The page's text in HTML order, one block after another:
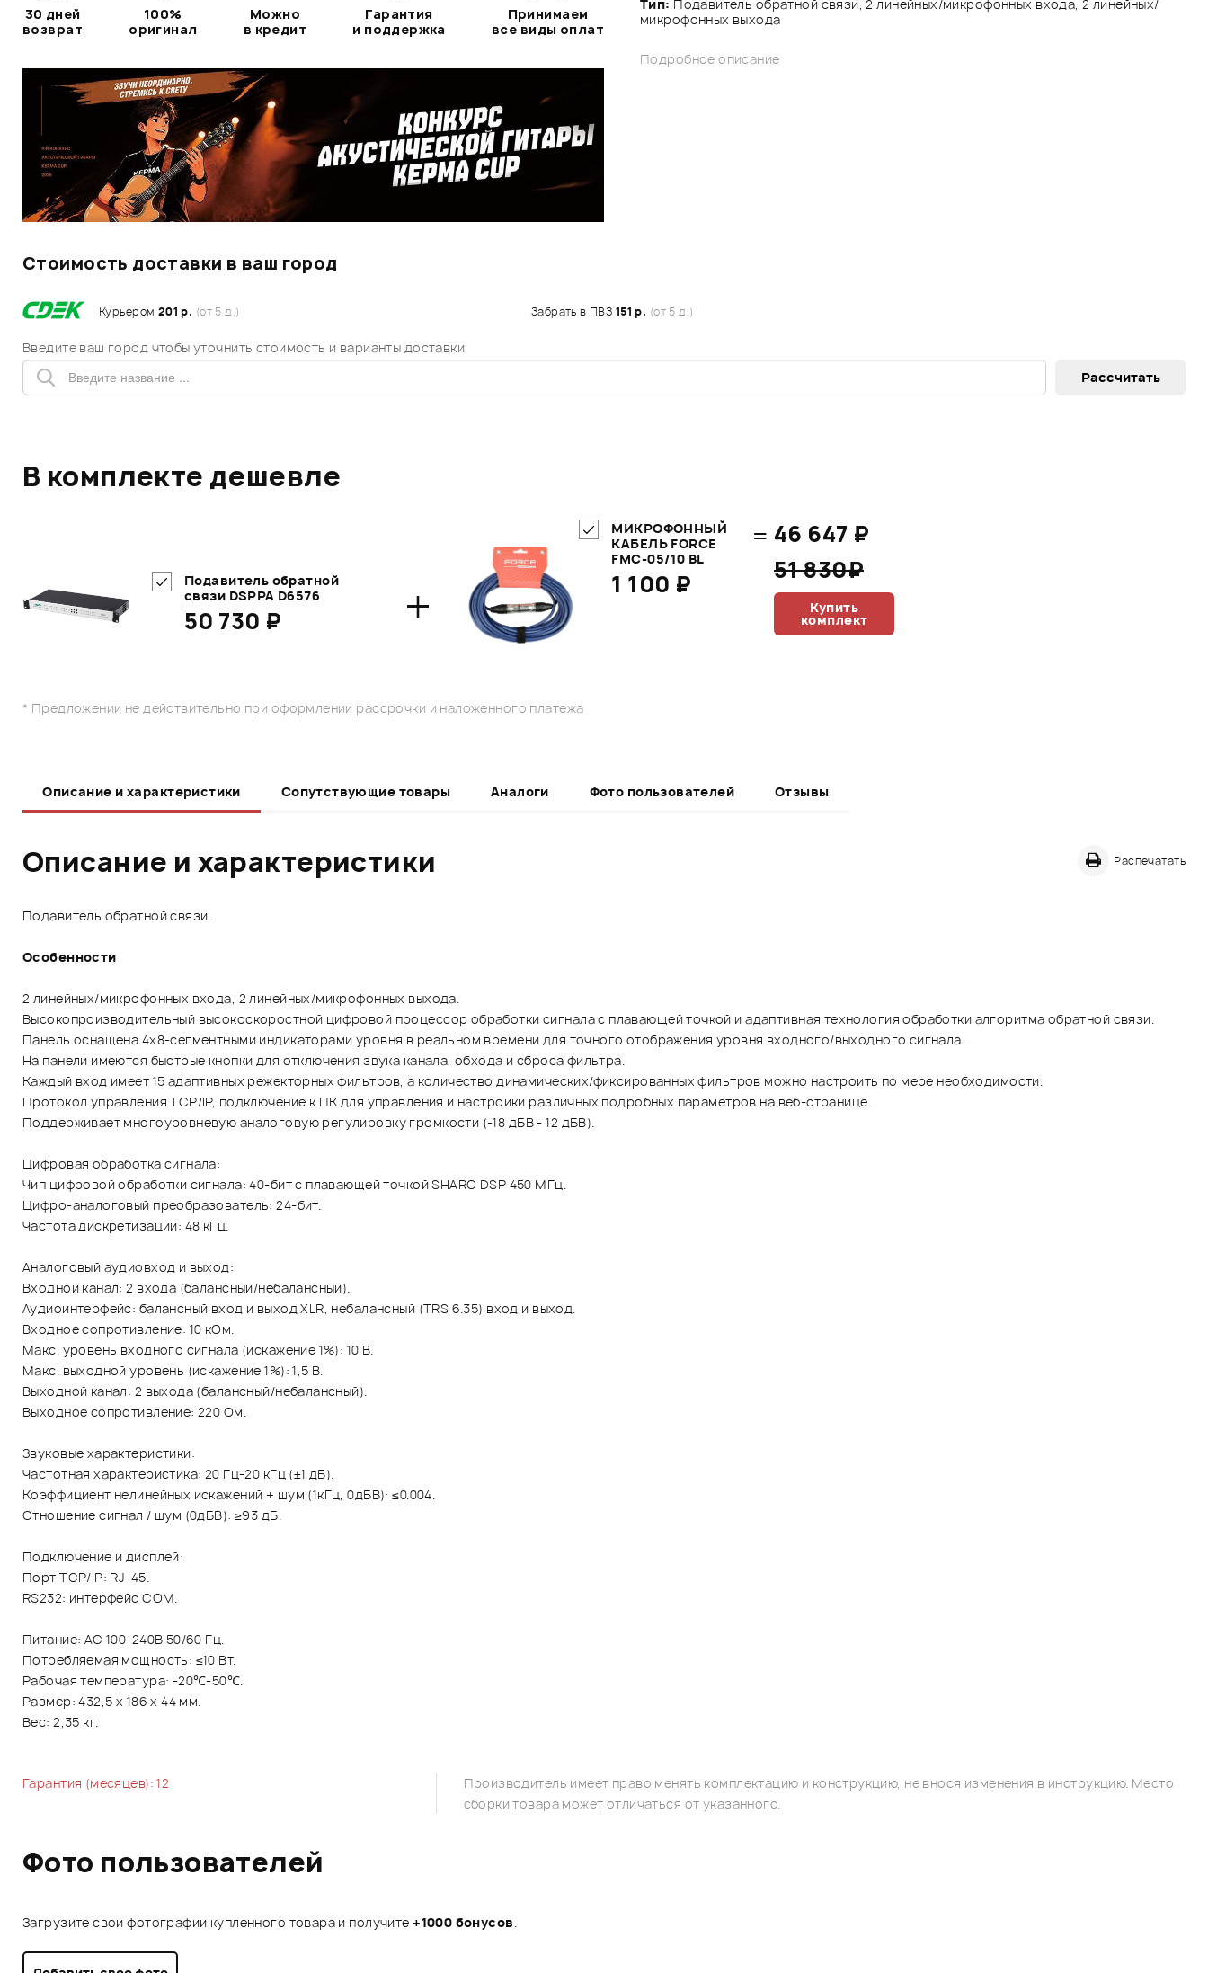
Тип: Подавитель обратной связи, 2 линейных/микрофонных входа, 2 линейных/
микрофонных выхода
Подробное описание
30 дней
возврат
100%
оригинал
Можно
в кредит
Гарантия
и поддержка
Принимаем
все виды оплат
Стоимость доставки в ваш город
Курьером 201 р. (от 5 д.) Забрать в ПВЗ 151 р. (от 5 д.)
Введите ваш город чтобы уточнить стоимость и варианты доставки
В комплекте дешевле
Подавитель обратной
связи DSPPA D6576
50 730 ₽ +
МИКРОФОННЫЙ
КАБЕЛЬ FORCE
FMC-05/10 BL
1 100 ₽
= 46 647 ₽
51 830₽
Купить
комплект
* Предложении не действительно при оформлении рассрочки и наложенного платежа
Описание и характеристики Сопутствующие товары Аналоги Фото пользователей Отзывы
Описание и характеристики Распечатать
Подавитель обратной связи.
Особенности
2 линейных/микрофонных входа, 2 линейных/микрофонных выхода.
Высокопроизводительный высокоскоростной цифровой процессор обработки сигнала с плавающей точкой и адаптивная технология обработки алгоритма обратной связи.
Панель оснащена 4х8-сегментными индикаторами уровня в реальном времени для точного отображения уровня входного/выходного сигнала.
На панели имеются быстрые кнопки для отключения звука канала, обхода и сброса фильтра.
Каждый вход имеет 15 адаптивных режекторных фильтров, а количество динамических/фиксированных фильтров можно настроить по мере необходимости.
Протокол управления TCP/IP, подключение к ПК для управления и настройки различных подробных параметров на веб-странице.
Поддерживает многоуровневую аналоговую регулировку громкости (-18 дБВ - 12 дБВ).
Цифровая обработка сигнала:
Чип цифровой обработки сигнала: 40-бит с плавающей точкой SHARC DSP 450 МГц.
Цифро-аналоговый преобразователь: 24-бит.
Частота дискретизации: 48 кГц.
Аналоговый аудиовход и выход:
Входной канал: 2 входа (балансный/небалансный).
Аудиоинтерфейс: балансный вход и выход XLR, небалансный (TRS 6.35) вход и выход.
Входное сопротивление: 10 кОм.
Макс. уровень входного сигнала (искажение 1%): 10 В.
Макс. выходной уровень (искажение 1%): 1,5 В.
Выходной канал: 2 выхода (балансный/небалансный).
Выходное сопротивление: 220 Ом.
Звуковые характеристики:
Частотная характеристика: 20 Гц-20 кГц (±1 дБ).
Коэффициент нелинейных искажений + шум (1кГц, 0дБВ): ≤0.004.
Отношение сигнал / шум (0дБВ): ≥93 дБ.
Подключение и дисплей:
Порт TCP/IP: RJ-45.
RS232: интерфейс COM.
Питание: AC 100-240В 50/60 Гц.
Потребляемая мощность: ≤10 Вт.
Рабочая температура: -20℃-50℃.
Размер: 432,5 х 186 х 44 мм.
Вес: 2,35 кг.
Гарантия (месяцев): 12
Производитель имеет право менять комплектацию и конструкцию, не внося изменения в инструкцию. Место
сборки товара может отличаться от указанного.
Фото пользователей
Загрузите свои фотографии купленного товара и получите+1000 бонусов.